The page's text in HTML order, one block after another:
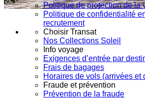
Politique de protection de la
Politique de confidentialité
recrutement
Choisir Transat
Nos Collections Soleil
Info voyage
Exigences d’entrée par
Frais de bagages
Horaires de vols (arrivées et
Fraude et prévention
Prévention de la fraude